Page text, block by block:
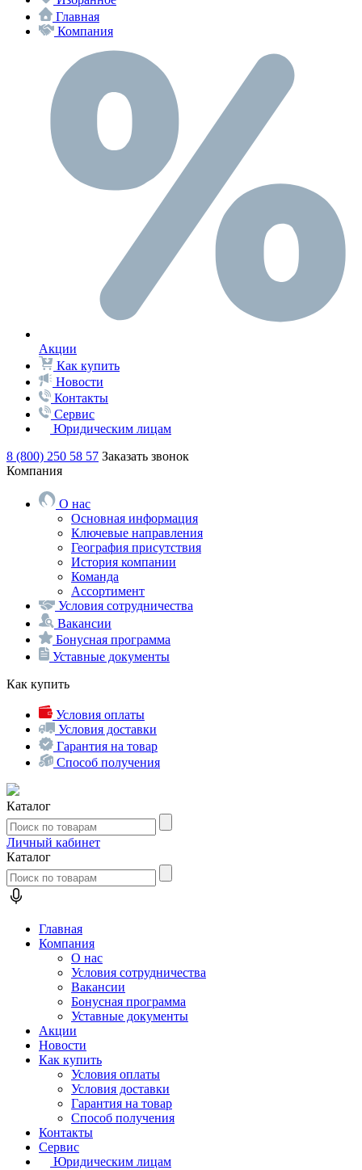
Главная
Компания
Акции
Как купить
Новости
Контакты
Сервис
Юридическим лицам
8 (800) 250 58 57 Заказать звонок
Компания
О нас
Основная информация
Ключевые направления
География присутствия
История компании
Команда
Ассортимент
Условия сотрудничества
Вакансии
Бонусная программа
Уставные документы
Как купить
Условия оплаты
Условия доставки
Гарантия на товар
Способ получения
Каталог
Личный кабинет
Каталог
Главная
Компания
О нас
Условия сотрудничества
Вакансии
Бонусная программа
Уставные документы
Акции
Новости
Как купить
Условия оплаты
Условия доставки
Гарантия на товар
Способ получения
Контакты
Сервис
Юридическим лицам